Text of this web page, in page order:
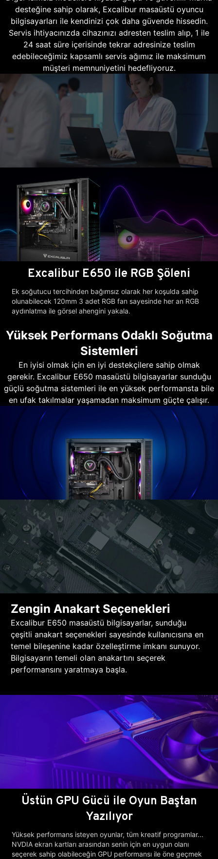
desteğine sahip olarak, Excalibur masaüstü oyuncu
bilgisayarları ile kendinizi çok daha güvende hissedin.
Servis ihtiyacınızda cihazınızı adresten teslim alıp, 1 ile
24 saat süre içerisinde tekrar adresinize teslim
edebileceğimiz kapsamlı servis ağımız ile maksimum
müşteri memnuniyetini hedefliyoruz.
Excalibur E650 ile RGB Şöleni
Ek soğutucu tercihinden bağımsız olarak her koşulda sahip
olunabilecek 120mm 3 adet RGB fan sayesinde her an RGB
aydınlatma ile görsel ahengini yakala.
Yüksek Performans Odaklı Soğutma
Sistemleri
En iyisi olmak için en iyi destekçilere sahip olmak
gerekir. Excalibur E650 masaüstü bilgisayarlar sunduğu
güçlü soğutma sistemleri ile en yüksek performansta bile
en ufak takılmalar yaşamadan maksimum güçte çalışır.
Zengin Anakart Seçenekleri
Excalibur E650 masaüstü bilgisayarlar, sunduğu
çeşitli anakart seçenekleri sayesinde kullanıcısına en
temel bileşenine kadar özelleştirme imkanı sunuyor.
Bilgisayarın temeli olan anakartını seçerek
performansını yaratmaya başla.
Üstün GPU Gücü ile Oyun Baştan
Yazılıyor
Yüksek performans isteyen oyunlar, tüm kreatif programlar...
NVDIA ekran kartları arasından senin için en uygun olanı
seçerek sahip olabileceğin GPU performansı ile öne geçmek